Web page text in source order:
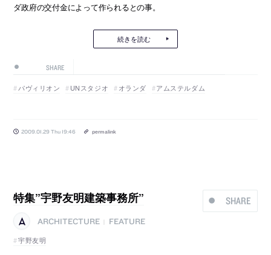
ダ政府の交付金によって作られるとの事。
続きを読む
SHARE
パヴィリオン UNスタジオ オランダ アムステルダム
2009.01.29 Thu 19:46 permalink
SHARE
特集”宇野友明建築事務所”
ARCHITECTURE
FEATURE
宇野友明